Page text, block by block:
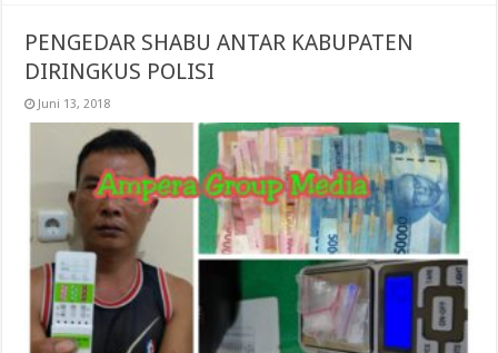
PENGEDAR SHABU ANTAR KABUPATEN
DIRINGKUS POLISI
Juni 13, 2018